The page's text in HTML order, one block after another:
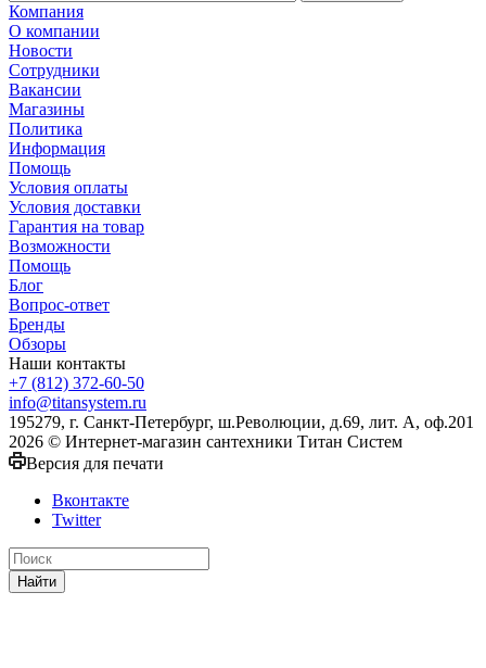
Компания
О компании
Новости
Сотрудники
Вакансии
Магазины
Политика
Информация
Помощь
Условия оплаты
Условия доставки
Гарантия на товар
Возможности
Помощь
Блог
Вопрос-ответ
Бренды
Обзоры
Наши контакты
+7 (812) 372-60-50
info@titansystem.ru
195279, г. Санкт-Петербург, ш.Революции, д.69, лит. А, оф.201
2026 © Интернет-магазин сантехники Титан Систем
Версия для печати
Вконтакте
Twitter
Найти